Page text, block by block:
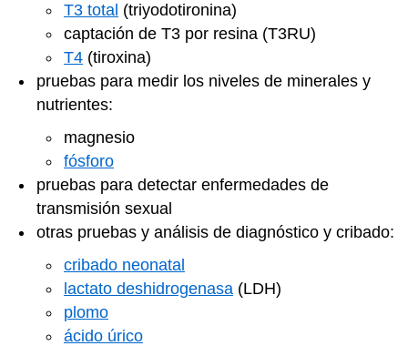
T3 total (triyodotironina)
captación de T3 por resina (T3RU)
T4 (tiroxina)
pruebas para medir los niveles de minerales y
nutrientes:
magnesio
fósforo
pruebas para detectar enfermedades de
transmisión sexual
otras pruebas y análisis de diagnóstico y cribado:
cribado neonatal
lactato deshidrogenasa (LDH)
plomo
ácido úrico